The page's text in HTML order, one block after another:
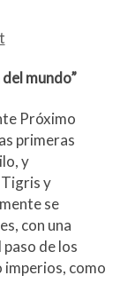
mundo”
Próximo
primeras
y
Tigris y
se
con una
de los
como